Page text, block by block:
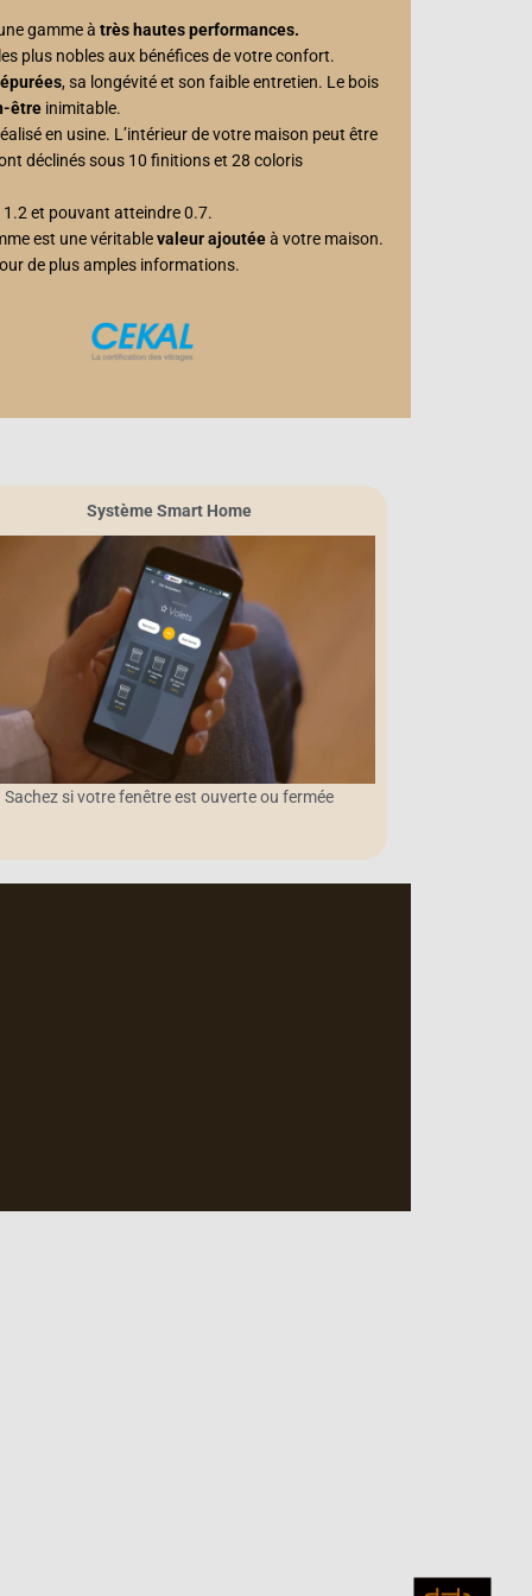
gamme à très hautes performances.
plus nobles aux bénéfices de votre confort.
, sa longévité et son faible entretien. Le bois
être inimitable.
en usine. L’intérieur de votre maison peut être
déclinés sous 10 finitions et 28 coloris
1.2 et pouvant atteindre 0.7.
est une véritablevaleur ajoutéeà votre maison.
de plus amples informations.
Système Smart Home
Sachez si votre fenêtre est ouverte ou fermée